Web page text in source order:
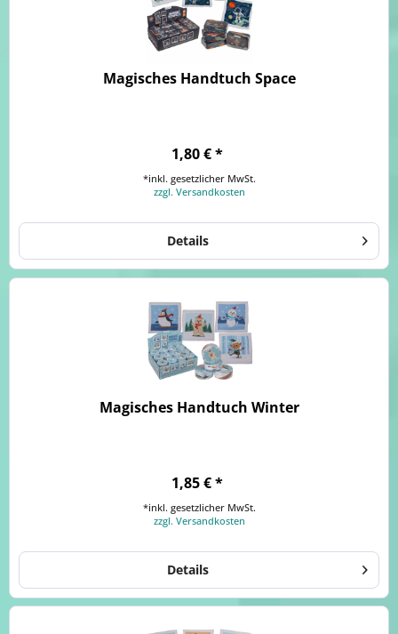
Magisches Handtuch Space
1,80 € *
*inkl. gesetzlicher MwSt.
zzgl. Versandkosten
Details
Magisches Handtuch Winter
1,85 € *
*inkl. gesetzlicher MwSt.
zzgl. Versandkosten
Details